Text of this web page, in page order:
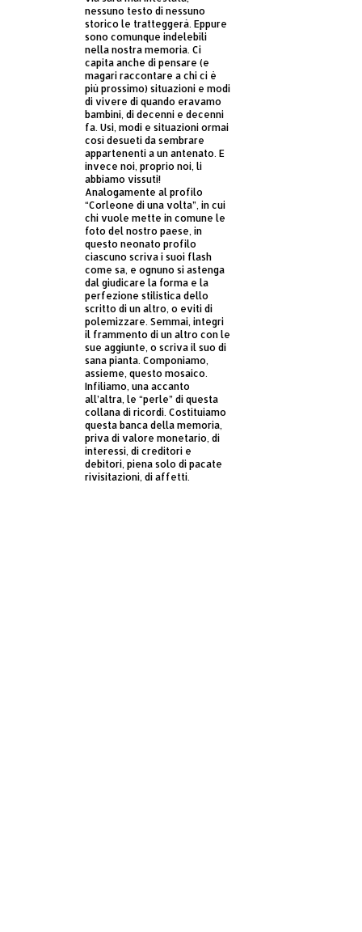
nessuno testo di nessuno
storico le tratteggerà. Eppure
sono comunque indelebili
nella nostra memoria. Ci
capita anche di pensare (e
magari raccontare a chi ci è
più prossimo) situazioni e modi
di vivere di quando eravamo
bambini, di decenni e decenni
fa. Usi, modi e situazioni ormai
così desueti da sembrare
appartenenti a un antenato. E
invece noi, proprio noi, li
abbiamo vissuti!
Analogamente al profilo
“Corleone di una volta”, in cui
chi vuole mette in comune le
foto del nostro paese, in
questo neonato profilo
ciascuno scriva i suoi flash
come sa, e ognuno si astenga
dal giudicare la forma e la
perfezione stilistica dello
scritto di un altro, o eviti di
polemizzare. Semmai, integri
il frammento di un altro con le
sue aggiunte, o scriva il suo di
sana pianta. Componiamo,
assieme, questo mosaico.
Infiliamo, una accanto
all’altra, le “perle” di questa
collana di ricordi. Costituiamo
questa banca della memoria,
priva di valore monetario, di
interessi, di creditori e
debitori, piena solo di pacate
rivisitazioni, di affetti.